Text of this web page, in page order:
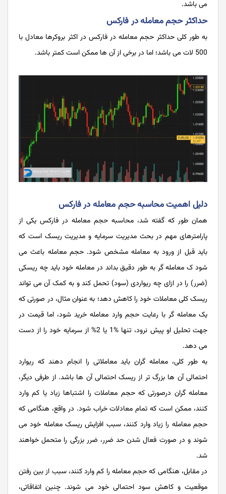
می باشد.
حداکثر حجم معامله در فارکس
به طور کلی حداکثر حجم معامله در فارکس در اکثر بروکرها معادل با
500 لات می باشد؛ اما در برخی از آن ها ممکن است کمتر باشد.
دلیل اهمیت محاسبه حجم معامله در فارکس
همان طور که گفته شد، محاسبه حجم معامله در فارکس یکی از
پارامترهای مهم در بحث مدیریت سرمایه و مدیریت ریسک است که
باید قبل از ورود به معامله مشخص شود. حجم معامله باعث می
شود ک معامله گر به طور دقیق بداند در معامله خود باید چه ریسکی
(ضرر) را در ازای چه ریواردی (سود) تحمل کند و به کمک آن می تواند
ریسک کلی معاملات خود را کاهش دهد؛ به عنوان مثال، در صورتی که
یک معامله گر با رعایت حجم وارد معامله خرید شود، اما قیمت در
جهت تحلیل او پیش نرود، تنها %1 یا 2% از سرمایه خود را از دست
می ‌دهد.
به طور کلی، معامله گران باید معاملاتی را انجام دهند که ریوارد
احتمالی آن ها بزرگ تر از ریسک احتمالی آن ها باشد. از طرفی دیگر،
معامله گران درصورتی که حجم معاملات را اشتباها زیاد یا کم وارد
کنند، ممکن است که تمام معادلات خراب شود. در واقع، هنگامی که
حجم معامله را زیاد وارد کنند، سبب افزایش ریسک معامله خود می
شوند و در صورت فعال شدن حد ضرر، ضرر بزرگی را متحمل خواهند
شد.
در مقابل، هنگامی که حجم معامله را کم وارد کنند، سبب از بین رفتن
موقعیت و کاهش سود احتمالی خود می شوند. چنین اتفاقاتی،